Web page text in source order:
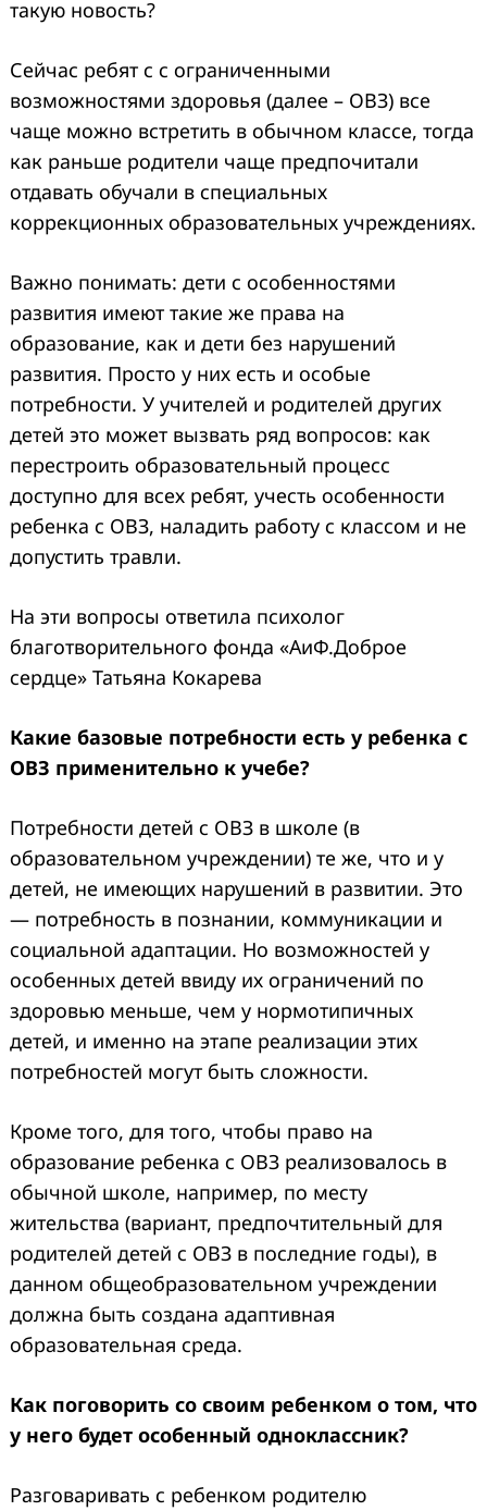
такую новость?
Сейчас ребят с с ограниченными
возможностями здоровья (далее – ОВЗ) все
чаще можно встретить в обычном классе, тогда
как раньше родители чаще предпочитали
отдавать обучали в специальных
коррекционных образовательных учреждениях.
Важно понимать: дети с особенностями
развития имеют такие же права на
образование, как и дети без нарушений
развития. Просто у них есть и особые
потребности. У учителей и родителей других
детей это может вызвать ряд вопросов: как
перестроить образовательный процесс
доступно для всех ребят, учесть особенности
ребенка с ОВЗ, наладить работу с классом и не
допустить травли.
На эти вопросы ответила психолог
благотворительного фонда «АиФ.Доброе
сердце» Татьяна Кокарева
Какие базовые потребности есть у ребенка с
ОВЗ применительно к учебе?
Потребности детей с ОВЗ в школе (в
образовательном учреждении) те же, что и у
детей, не имеющих нарушений в развитии. Это
— потребность в познании, коммуникации и
социальной адаптации. Но возможностей у
особенных детей ввиду их ограничений по
здоровью меньше, чем у нормотипичных
детей, и именно на этапе реализации этих
потребностей могут быть сложности.
Кроме того, для того, чтобы право на
образование ребенка с ОВЗ реализовалось в
обычной школе, например, по месту
жительства (вариант, предпочтительный для
родителей детей с ОВЗ в последние годы), в
данном общеобразовательном учреждении
должна быть создана адаптивная
образовательная среда.
Как поговорить со своим ребенком о том, что
у него будет особенный одноклассник?
Разговаривать с ребенком родителю